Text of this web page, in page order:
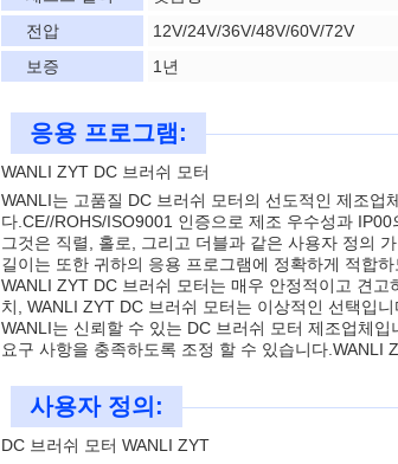
전압
12V/24V/36V/48V/60V/72V
보증
1년
응용 프로그램:
WANLI ZYT DC 브러쉬 모터
WANLI는 고품질 DC 브러쉬 모터의 선도적인 제조
다.CE//ROHS/ISO9001 인증으로 제조 우수성과 IP00
그것은 직렬, 홀로, 그리고 더블과 같은 사용자 정의
길이는 또한 귀하의 응용 프로그램에 정확하게 적합
WANLI ZYT DC 브러쉬 모터는 매우 안정적이고 견
치, WANLI ZYT DC 브러쉬 모터는 이상적인 선택입니
WANLI는 신뢰할 수 있는 DC 브러쉬 모터 제조업체
요구 사항을 충족하도록 조정 할 수 있습니다.WANLI
사용자 정의:
DC 브러쉬 모터 WANLI ZYT